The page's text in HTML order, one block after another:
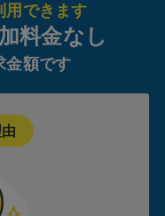
用できます
料金なし
金額です